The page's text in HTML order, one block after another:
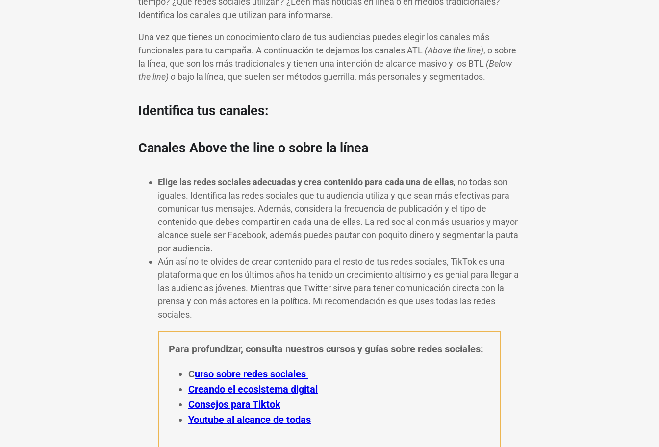
Identifica los canales que utilizan para informarse.
Una vez que tienes un conocimiento claro de tus audiencias puedes elegir los canales más
funcionales para tu campaña. A continuación te dejamos los canales ATL (Above the line), o sobre
la línea, que son los más tradicionales y tienen una intención de alcance masivo y los BTL (Below
the line) o bajo la línea, que suelen ser métodos guerrilla, más personales y segmentados.
Identifica tus canales:
Canales Above the line o sobre la línea
Elige las redes sociales adecuadas y crea contenido para cada una de ellas, no todas son
iguales. Identifica las redes sociales que tu audiencia utiliza y que sean más efectivas para
comunicar tus mensajes. Además, considera la frecuencia de publicación y el tipo de
contenido que debes compartir en cada una de ellas. La red social con más usuarios y mayor
alcance suele ser Facebook, además puedes pautar con poquito dinero y segmentar la pauta
por audiencia.
Aún así no te olvides de crear contenido para el resto de tus redes sociales, TikTok es una
plataforma que en los últimos años ha tenido un crecimiento altísimo y es genial para llegar a
las audiencias jóvenes. Mientras que Twitter sirve para tener comunicación directa con la
prensa y con más actores en la política. Mi recomendación es que uses todas las redes
sociales.
Para profundizar, consulta nuestros cursos y guías sobre redes sociales:
Curso sobre redes sociales
Creando el ecosistema digital
Consejos para Tiktok
Youtube al alcance de todas